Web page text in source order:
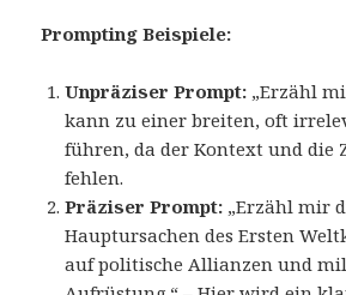
Prompting Beispiele:
Unpräziser Prompt: „Erzähl
kann zu einer breiten, oft
führen, da der Kontext und die
fehlen.
Präziser Prompt: „Erzähl mir
Hauptursachen des Ersten
auf politische Allianzen und